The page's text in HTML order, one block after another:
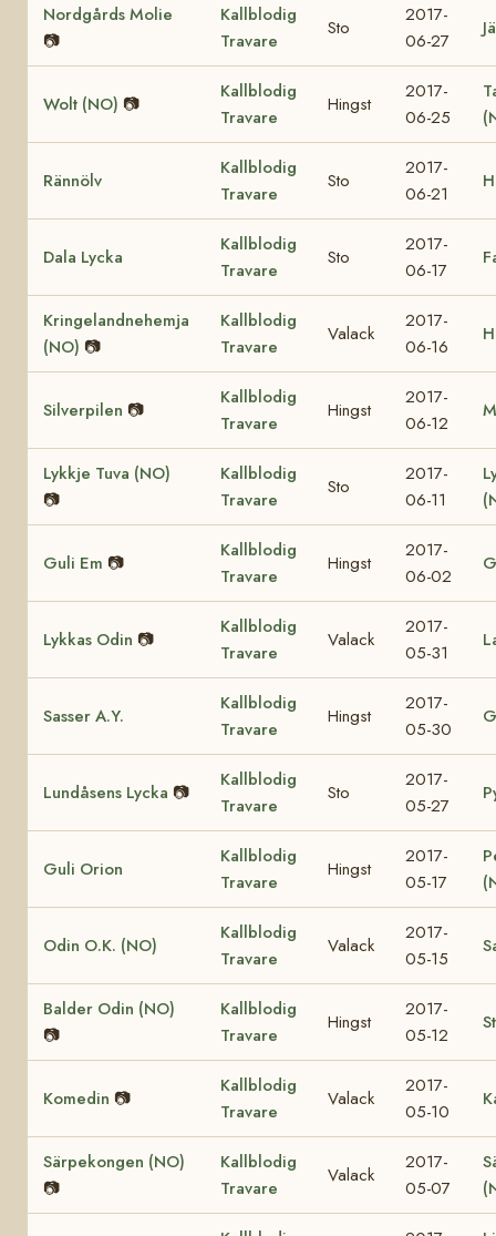
Nordgårds Molie
📷
Kallblodig
Travare
Sto
2017-
06-27
Wolt (NO) 📷
Kallblodig
Travare
Hingst
2017-
06-25
Rännölv
Kallblodig
Travare
Sto
2017-
06-21
Dala Lycka
Kallblodig
Travare
Sto
2017-
06-17
Kringelandnehemja
(NO) 📷
Kallblodig
Travare
Valack
2017-
06-16
Silverpilen 📷
Kallblodig
Travare
Hingst
2017-
06-12
Lykkje Tuva (NO)
📷
Kallblodig
Travare
Sto
2017-
06-11
Guli Em 📷
Kallblodig
Travare
Hingst
2017-
06-02
Lykkas Odin 📷
Kallblodig
Travare
Valack
2017-
05-31
Sasser A.Y.
Kallblodig
Travare
Hingst
2017-
05-30
Lundåsens Lycka 📷
Kallblodig
Travare
Sto
2017-
05-27
Guli Orion
Kallblodig
Travare
Hingst
2017-
05-17
Odin O.K. (NO)
Kallblodig
Travare
Valack
2017-
05-15
Balder Odin (NO)
📷
Kallblodig
Travare
Hingst
2017-
05-12
Komedin 📷
Kallblodig
Travare
Valack
2017-
05-10
Särpekongen (NO)
📷
Kallblodig
Travare
Valack
2017-
05-07